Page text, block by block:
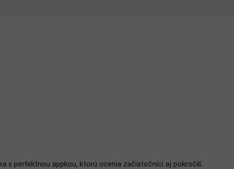
s perfektnou appkou, ktorú ocenia začiatočníci aj pokročilí.